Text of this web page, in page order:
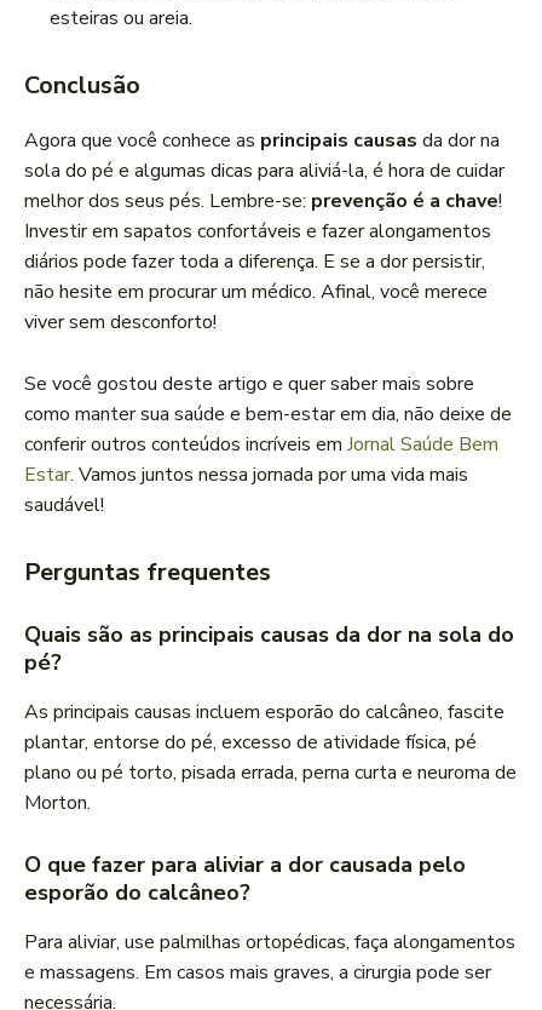
esteiras ou areia.
Conclusão
Agora que você conhece as principais causas da dor na
sola do pé e algumas dicas para aliviá-la, é hora de cuidar
melhor dos seus pés. Lembre-se: prevenção é a chave!
Investir em sapatos confortáveis e fazer alongamentos
diários pode fazer toda a diferença. E se a dor persistir,
não hesite em procurar um médico. Afinal, você merece
viver sem desconforto!
Se você gostou deste artigo e quer saber mais sobre
como manter sua saúde e bem-estar em dia, não deixe de
conferir outros conteúdos incríveis em Jornal Saúde Bem
Estar. Vamos juntos nessa jornada por uma vida mais
saudável!
Perguntas frequentes
Quais são as principais causas da dor na sola do
pé?
As principais causas incluem esporão do calcâneo, fascite
plantar, entorse do pé, excesso de atividade física, pé
plano ou pé torto, pisada errada, perna curta e neuroma de
Morton.
O que fazer para aliviar a dor causada pelo
esporão do calcâneo?
Para aliviar, use palmilhas ortopédicas, faça alongamentos
e massagens. Em casos mais graves, a cirurgia pode ser
necessária.